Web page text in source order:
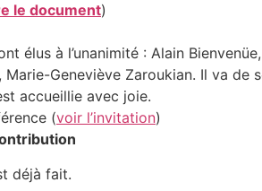
le document)
élus à l’unanimité : Alain
Geneviève Zaroukian. Il va de
accueillie avec joie.
(voir l’invitation)
déjà fait.